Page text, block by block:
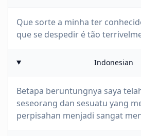
Que sorte a minha ter
que se despedir é tão
Indonesian
Betapa beruntungnya saya
seseorang dan sesuatu yang
perpisahan menjadi sangat